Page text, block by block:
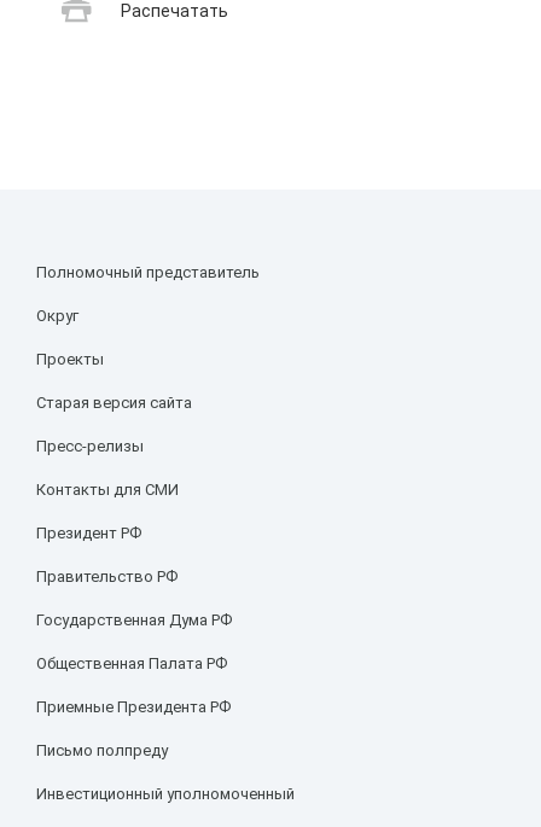
Распечатать
Полномочный представитель
Округ
Проекты
Старая версия сайта
Пресс-релизы
Контакты для СМИ
Президент РФ
Правительство РФ
Государственная Дума РФ
Общественная Палата РФ
Приемные Президента РФ
Письмо полпреду
Инвестиционный уполномоченный